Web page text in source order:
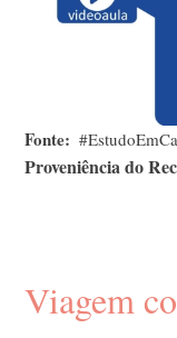
Fonte
Proveniência do
Viagem